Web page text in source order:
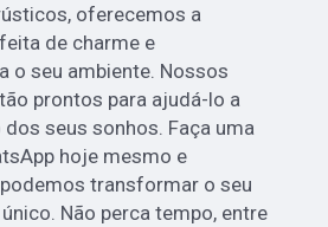
oferecemos a
de charme e
o seu ambiente. Nossos
prontos para ajudá-lo a
seus sonhos. Faça uma
hoje mesmo e
transformar o seu
Não perca tempo, entre